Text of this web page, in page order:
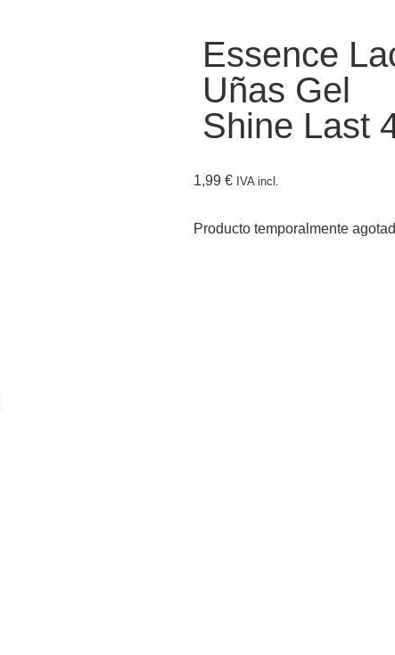
Essence
Uñas Gel
Shine Last
1,99 € IVA incl.
Producto temporalmente